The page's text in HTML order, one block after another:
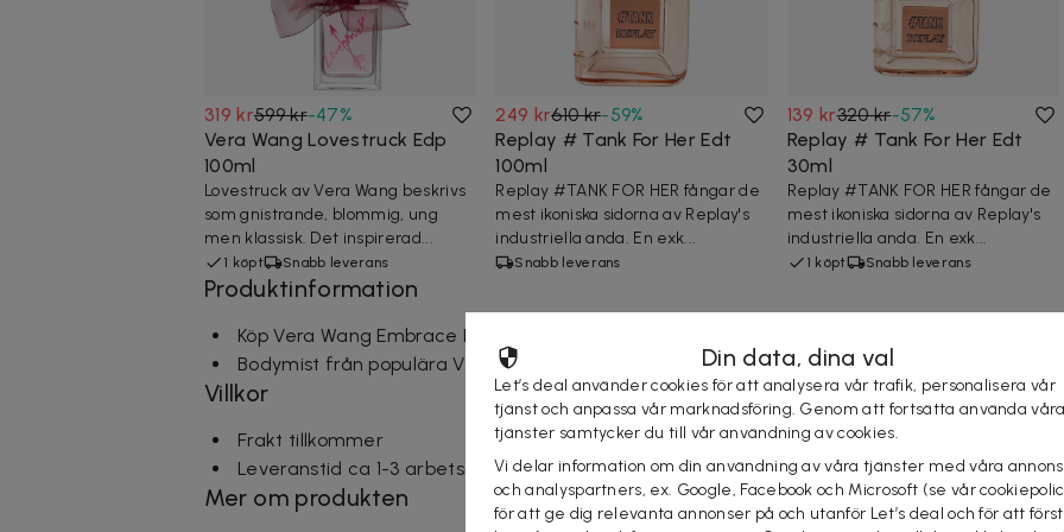
319 kr599 kr-47%
Vera Wang Lovestruck Edp
100ml
Lovestruck av Vera Wang beskrivs
som gnistrande, blommig, ung
men klassisk. Det inspirerad...
1 köpt Snabb leverans
249 kr610 kr-59%
Replay # Tank For Her Edt
100ml
Replay #TANK FOR HER fångar de
mest ikoniska sidorna av Replay's
industriella anda. En exk...
Snabb leverans
139 kr320 kr-57%
Replay # Tank For Her Edt
30ml
Replay #TANK FOR HER fångar de
mest ikoniska sidorna av Replay's
industriella anda. En exk...
1 köpt Snabb leverans
Produktinformation
Köp Vera Wang Embrace Body Mist Periwinkle And Iris 240ml
Bodymist från populära Vera Wang
Villkor
Frakt tillkommer
Leveranstid ca 1-3 arbetsdagar
Mer om produkten
Din data, dina val
Let’s deal använder cookies för att analysera vår trafik, personalisera vår
tjänst och anpassa vår marknadsföring. Genom att fortsätta använda våra
tjänster samtycker du till vår användning av cookies.
Vi delar information om din användning av våra tjänster med våra
och analyspartners, ex. Google, Facebook och Microsoft (se vår
för att ge dig relevanta annonser på och utanför Let’s deal och för att